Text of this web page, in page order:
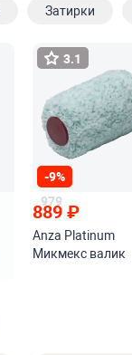
Затирки
3.1
-9%
979
889₽
Anza Platinum
Микмекс валик